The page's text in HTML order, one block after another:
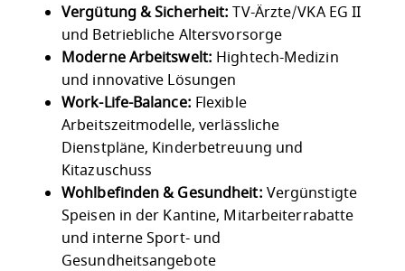
Vergütung & Sicherheit: TV-Ärzte/VKA EG II
und Betriebliche Altersvorsorge
Moderne Arbeitswelt: Hightech-Medizin
und innovative Lösungen
Work-Life-Balance: Flexible
Arbeitszeitmodelle, verlässliche
Dienstpläne, Kinderbetreuung und
Kitazuschuss
Wohlbefinden & Gesundheit: Vergünstigte
Speisen in der Kantine, Mitarbeiterrabatte
und interne Sport- und
Gesundheitsangebote